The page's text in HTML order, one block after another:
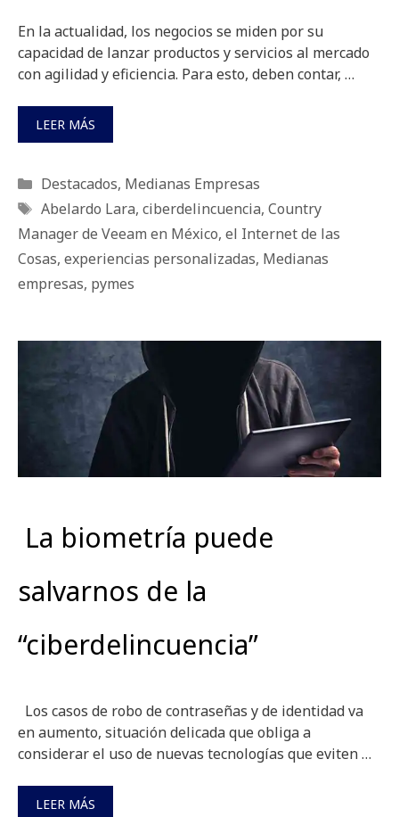
En la actualidad, los negocios se miden por su
capacidad de lanzar productos y servicios al mercado
con agilidad y eficiencia. Para esto, deben contar, …
LEER MÁS
Categorías
Destacados, Medianas Empresas
Etiquetas
Abelardo Lara, ciberdelincuencia, Country
Manager de Veeam en México, el Internet de las
Cosas, experiencias personalizadas, Medianas
empresas, pymes
La biometría puede
salvarnos de la
“ciberdelincuencia”
Los casos de robo de contraseñas y de identidad va
en aumento, situación delicada que obliga a
considerar el uso de nuevas tecnologías que eviten …
LEER MÁS